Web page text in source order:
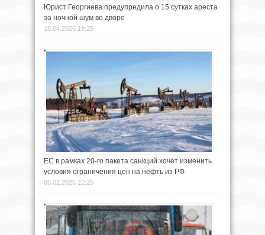
Юрист Георгиева предупредила о 15 сутках ареста
за ночной шум во дворе
16.04.2026 19:25
ЕС в рамках 20-го пакета санкций хочет изменить
условия ограничения цен на нефть из РФ
06.02.2026 22:25